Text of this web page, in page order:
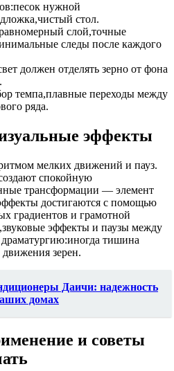
нужной
стол.
слой,точные
следы после каждого
должен отделять зерно от фона
темпа,плавные переходы между
ряда.
эффекты
мелких движений и пауз.
спокойную
трансформации — элемент
достигаются с помощью
градиентов и грамотной
эффекты и паузы между
тишина
зерен.
Даичи: надежность
домах
и советы